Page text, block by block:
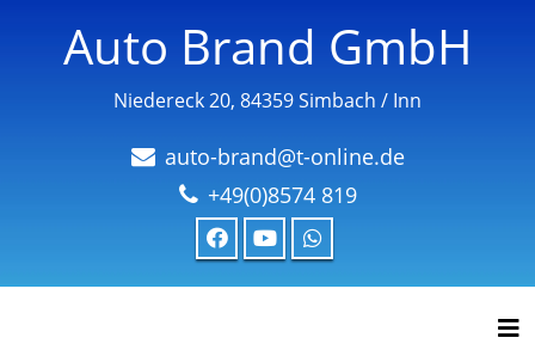
Auto Brand GmbH
Niedereck 20, 84359 Simbach / Inn
auto-brand@t-online.de
+49(0)8574 819